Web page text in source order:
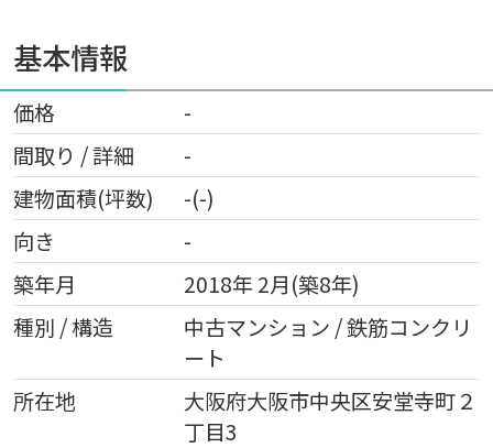
基本情報
価格
-
間取り / 詳細
-
建物面積(坪数)
-(-)
向き
-
築年月
2018年 2月(築8年)
種別 / 構造
中古マンション / 鉄筋コンクリ
ート
所在地
大阪府大阪市中央区安堂寺町２
丁目3